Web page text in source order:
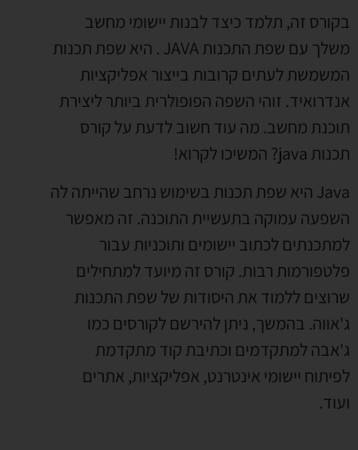
בקורס זה, תלמד כיצד לבנות יישומי מחשב
משלך עם שפת התכנות JAVA . היא שפת תכנות
המשמשת לעתים קרובות בייצור אפליקציות
אנדרואיד. זוהי השפה הפופולרית ביותר ליצירת
תוכנת מחשב. מה עוד חשוב לדעת על קורס
תכנות java? המשיכו לקרוא!
Java היא שפת תכנות בשימוש נרחב שהייתה לה
השפעה עמוקה בתעשיית התוכנה. זה מאפשר
למתכנתים לכתוב יישומים ותוכניות עבור
פלטפורמות רבות. קורס זה מיועד למתחילים
שרוצים ללמוד את היסודות של שפת התכנות
ג'אווה. בהמשך, ניתן להירשם לקורסים כמו
ג'אבה למתקדמים וכתיבת קוד מתקדמת
לפיתוח יישומי אינטרנט, אפליקציות, אתרים
ועוד.